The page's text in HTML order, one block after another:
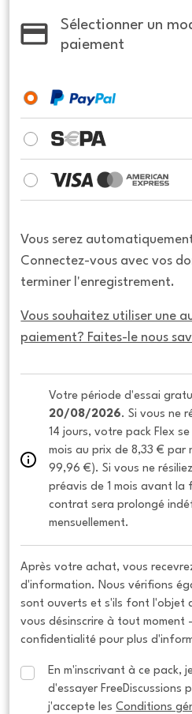
Sélectionner un
paiement
Vous serez
Connectez-vous avec vos
terminer l'enregistrement.
Vous souhaitez utiliser une
paiement? Faites-le nous
20/08/2026. Si vous ne
14 jours, votre pack Flex
mois au prix de 8,33 € par
99,96 €). Si vous ne
préavis de 1 mois avant la
contrat sera prolongé
mensuellement.
Après votre achat, vous
d'information. Nous vérifions
sont ouverts et s'ils font l'objet
vous désinscrire à tout moment
confidentialité pour plus
En m'inscrivant à ce pack,
d'essayer FreeDiscussions
j'accepte les Conditions